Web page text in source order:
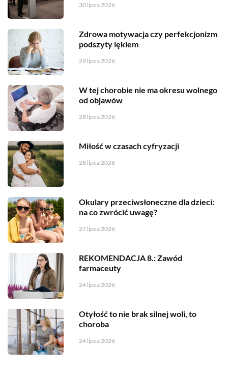
30 lipca 2026
Zdrowa motywacja czy perfekcjonizm
podszyty lękiem
29 lipca 2026
W tej chorobie nie ma okresu wolnego
od objawów
28 lipca 2026
Miłość w czasach cyfryzacji
28 lipca 2026
Okulary przeciwsłoneczne dla dzieci:
na co zwrócić uwagę?
27 lipca 2026
REKOMENDACJA 8.: Zawód
farmaceuty
24 lipca 2026
Otyłość to nie brak silnej woli, to
choroba
24 lipca 2026